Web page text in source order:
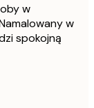
w
w
spokojną